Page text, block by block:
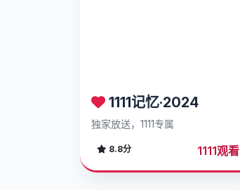
1111记忆·2024
独家放送，1111专属
8.8分 1111观看